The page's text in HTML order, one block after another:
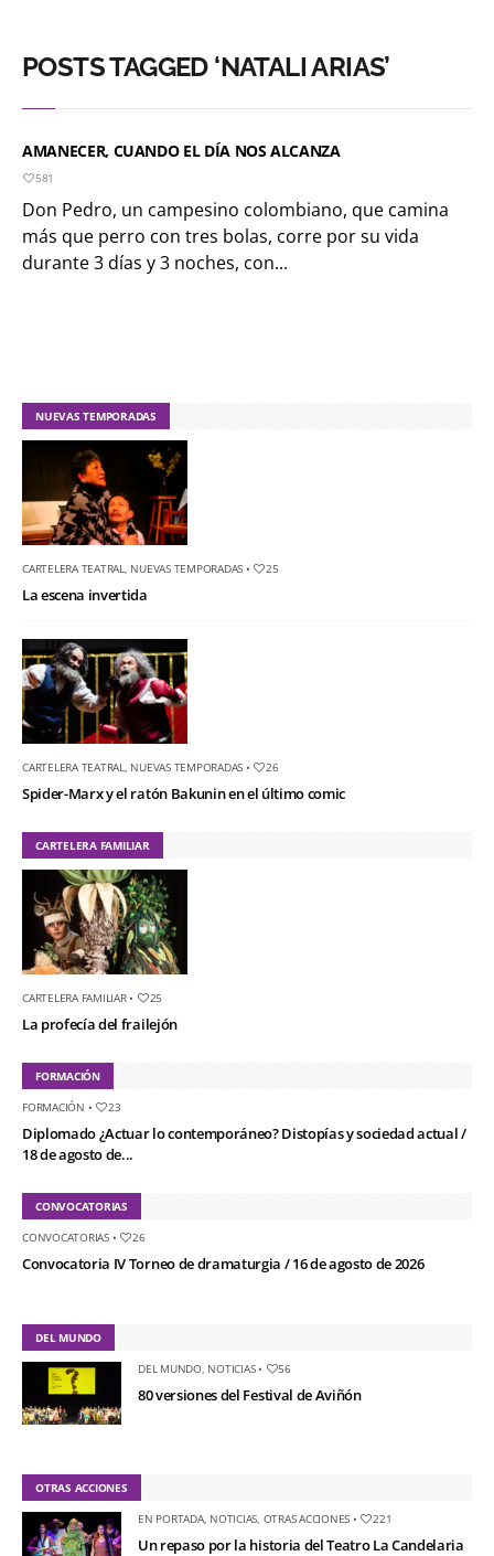
POSTS TAGGED ‘NATALI ARIAS’
AMANECER, CUANDO EL DÍA NOS ALCANZA
581
Don Pedro, un campesino colombiano, que camina
más que perro con tres bolas, corre por su vida
durante 3 días y 3 noches, con...
NUEVAS TEMPORADAS
CARTELERA TEATRAL NUEVAS TEMPORADAS • 25
La escena invertida
CARTELERA TEATRAL NUEVAS TEMPORADAS • 26
Spider-Marx y el ratón Bakunin en el último comic
CARTELERA FAMILIAR
CARTELERA FAMILIAR• 25
La profecía del frailejón
FORMACIÓN
FORMACIÓN • 23
Diplomado ¿Actuar lo contemporáneo? Distopías y sociedad actual /
18 de agosto de...
CONVOCATORIAS
CONVOCATORIAS• 26
Convocatoria IV Torneo de dramaturgia / 16 de agosto de 2026
DEL MUNDO
DEL MUNDO, NOTICIAS• 56
80 versiones del Festival de Aviñón
OTRAS ACCIONES
EN PORTADA, NOTICIAS OTRAS ACCIONES • 221
Un repaso por la historia del Teatro La Candelaria